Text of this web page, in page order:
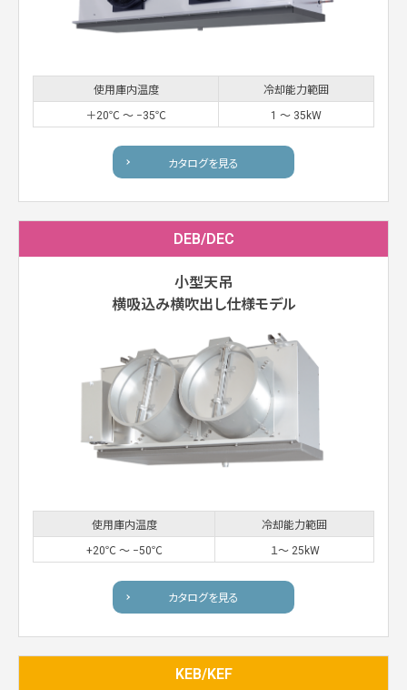
使用庫内温度
冷却能力範囲
＋20℃ 〜 −35℃
1 〜 35kW
カタログを見る
DEB/DEC
小型天吊
横吸込み横吹出し仕様モデル
使用庫内温度
冷却能力範囲
+20℃ ～ −50℃
１〜 25kW
カタログを見る
KEB/KEF